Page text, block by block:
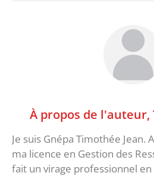
À propos de l'auteur,
Je suis Gnépa Timothée
ma licence en Gestion des
fait un virage professionnel